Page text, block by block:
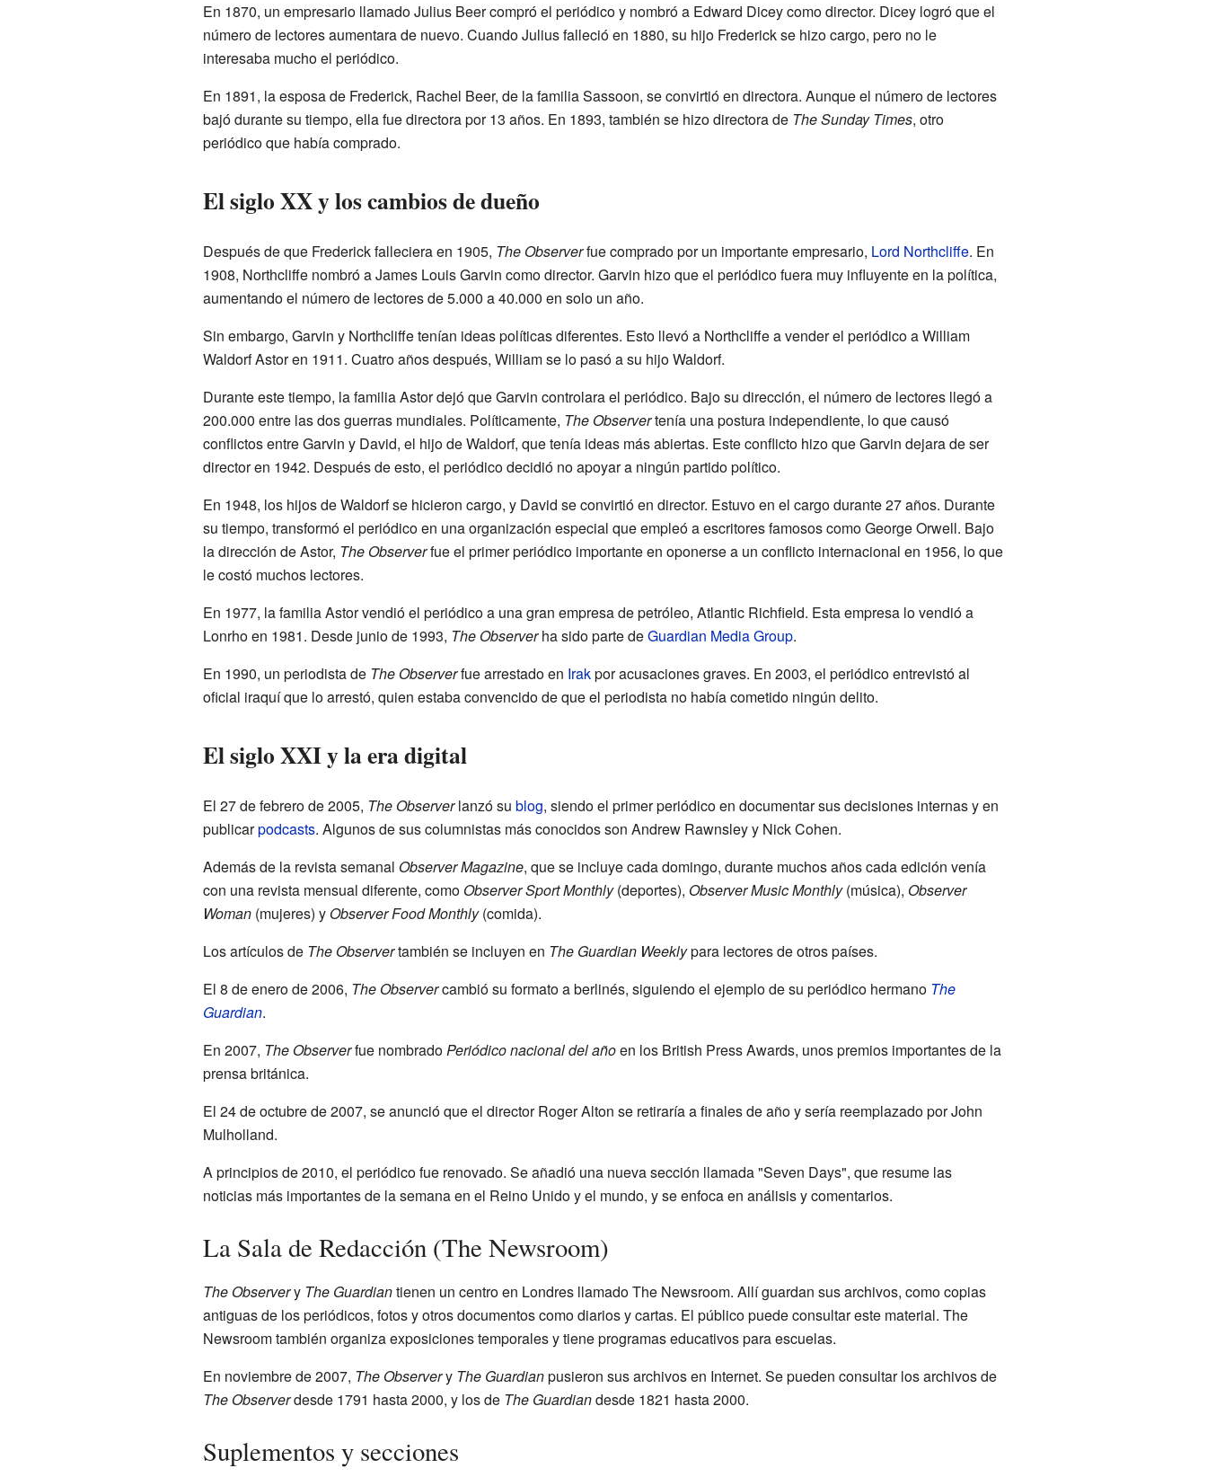
En 1870, un empresario llamado Julius Beer compró el periódico y nombró a Edward Dicey como director. Dicey logró que el
número de lectores aumentara de nuevo. Cuando Julius falleció en 1880, su hijo Frederick se hizo cargo, pero no le
interesaba mucho el periódico.
En 1891, la esposa de Frederick, Rachel Beer, de la familia Sassoon, se convirtió en directora. Aunque el número de lectores
bajó durante su tiempo, ella fue directora por 13 años. En 1893, también se hizo directora de The Sunday Times, otro
periódico que había comprado.
El siglo XX y los cambios de dueño
Después de que Frederick falleciera en 1905, The Observerfue comprado por un importante empresario, Lord Northcliffe. En
1908, Northcliffe nombró a James Louis Garvin como director. Garvin hizo que el periódico fuera muy influyente en la política,
aumentando el número de lectores de 5.000 a 40.000 en solo un año.
Sin embargo, Garvin y Northcliffe tenían ideas políticas diferentes. Esto llevó a Northcliffe a vender el periódico a William
Waldorf Astor en 1911. Cuatro años después, William se lo pasó a su hijo Waldorf.
Durante este tiempo, la familia Astor dejó que Garvin controlara el periódico. Bajo su dirección, el número de lectores llegó a
200.000 entre las dos guerras mundiales. Políticamente, The Observertenía una postura independiente, lo que causó
conflictos entre Garvin y David, el hijo de Waldorf, que tenía ideas más abiertas. Este conflicto hizo que Garvin dejara de ser
director en 1942. Después de esto, el periódico decidió no apoyar a ningún partido político.
En 1948, los hijos de Waldorf se hicieron cargo, y David se convirtió en director. Estuvo en el cargo durante 27 años. Durante
su tiempo, transformó el periódico en una organización especial que empleó a escritores famosos como George Orwell. Bajo
la dirección de Astor, The Observerfue el primer periódico importante en oponerse a un conflicto internacional en 1956, lo que
le costó muchos lectores.
En 1977, la familia Astor vendió el periódico a una gran empresa de petróleo, Atlantic Richfield. Esta empresa lo vendió a
Lonrho en 1981. Desde junio de 1993, The Observerha sido parte deGuardian Media Group.
En 1990, un periodista de The Observerfue arrestado en Irakpor acusaciones graves. En 2003, el periódico entrevistó al
oficial iraquí que lo arrestó, quien estaba convencido de que el periodista no había cometido ningún delito.
El siglo XXI y la era digital
El 27 de febrero de 2005, The Observerlanzó su blog, siendo el primer periódico en documentar sus decisiones internas y en
publicarpodcasts. Algunos de sus columnistas más conocidos son Andrew Rawnsley y Nick Cohen.
Además de la revista semanal Observer Magazine, que se incluye cada domingo, durante muchos años cada edición venía
con una revista mensual diferente, como Observer Sport Monthly(deportes), Observer Music Monthly(música), Observer
Woman(mujeres) y Observer Food Monthly(comida).
Los artículos de The Observertambién se incluyen en The Guardian Weeklypara lectores de otros países.
El 8 de enero de 2006, The Observercambió su formato a berlinés, siguiendo el ejemplo de su periódico hermano The
Guardian.
En 2007, The Observerfue nombradoPeriódico nacional del añoen los British Press Awards, unos premios importantes de la
prensa británica.
El 24 de octubre de 2007, se anunció que el director Roger Alton se retiraría a finales de año y sería reemplazado por John
Mulholland.
A principios de 2010, el periódico fue renovado. Se añadió una nueva sección llamada "Seven Days", que resume las
noticias más importantes de la semana en el Reino Unido y el mundo, y se enfoca en análisis y comentarios.
La Sala de Redacción (The Newsroom)
The Observery The Guardiantienen un centro en Londres llamado The Newsroom. Allí guardan sus archivos, como copias
antiguas de los periódicos, fotos y otros documentos como diarios y cartas. El público puede consultar este material. The
Newsroom también organiza exposiciones temporales y tiene programas educativos para escuelas.
En noviembre de 2007, The Observery The Guardianpusieron sus archivos en Internet. Se pueden consultar los archivos de
The Observerdesde 1791 hasta 2000, y los de The Guardiandesde 1821 hasta 2000.
Suplementos y secciones